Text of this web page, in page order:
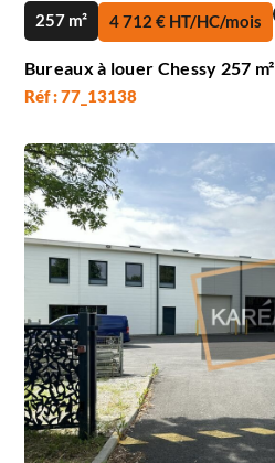
257 m² 4 712 € HT/HC/mois
Bureaux à louer Chessy 257 m²
Réf : 77_13138